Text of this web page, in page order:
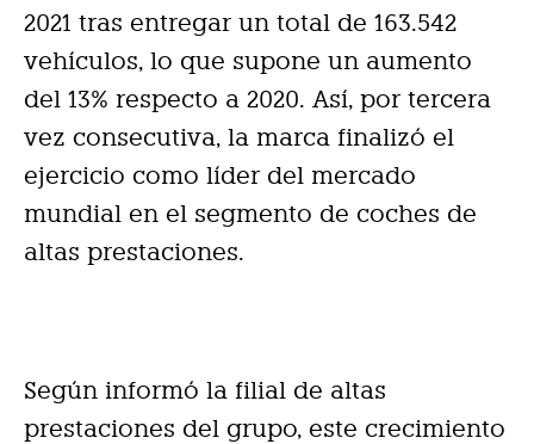
2021 tras entregar un total de 163.542
vehículos, lo que supone un aumento
del 13% respecto a 2020. Así, por tercera
vez consecutiva, la marca finalizó el
ejercicio como líder del mercado
mundial en el segmento de coches de
altas prestaciones.
Según informó la filial de altas
prestaciones del grupo, este crecimiento